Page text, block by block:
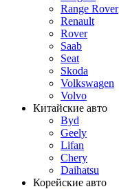
Range Rover
Renault
Rover
Saab
Seat
Skoda
Volkswagen
Volvo
Китайские авто
Byd
Geely
Lifan
Chery
Daihatsu
Корейские авто